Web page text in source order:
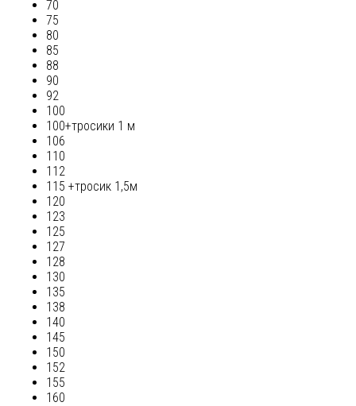
70
75
80
85
88
90
92
100
100+тросики 1 м
106
110
112
115 +тросик 1,5м
120
123
125
127
128
130
135
138
140
145
150
152
155
160